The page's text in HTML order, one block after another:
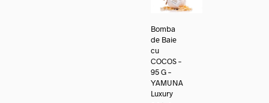
Bomba
de Baie
cu
COCOS –
95 G –
YAMUNA
Luxury